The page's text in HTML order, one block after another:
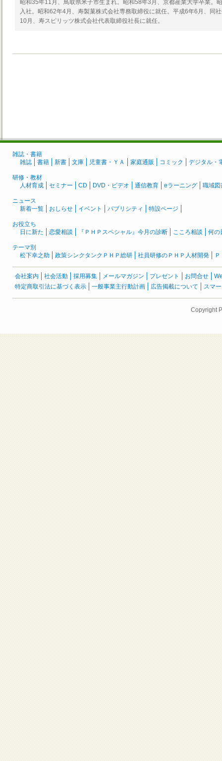
昭和35年11月、鳥取県米子市生まれ。昭和58年3月、京都産業大学卒業。
入社。昭和62年4月、寿製菓株式会社専務取締役に就任。平成6年6月、同
10月、寿スピリッツ株式会社代表取締役社長に就任。
雑誌・書籍
雑誌
書籍 新書 文庫 児童書・ＹＡ 家庭通販 コミック デジタル・
研修・教材
人材育成
セミナー CD DVD・ビデオ 通信教育 eラーニング 職域図
ニュース
新着一覧
おしらせ イベント パブリシティ 特設ページ
お役立ち
日に新た
恋愛相談 『ＰＨＰスペシャル』今月の診断 こころ相談 何の
テーマ別
松下幸之助
政策シンクタンクＰＨＰ総研 社員研修のＰＨＰ人材開発
会社案内 社会活動 採用募集 メールマガジン プレゼント お問合せ
特定商取引法に基づく表示
一般事業主行動計画 広告掲載について スマ
Copyright